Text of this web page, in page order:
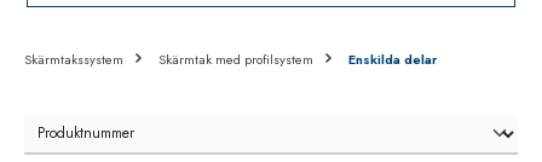
Skärmtakssystem Skärmtak med profilsystem Enskilda delar